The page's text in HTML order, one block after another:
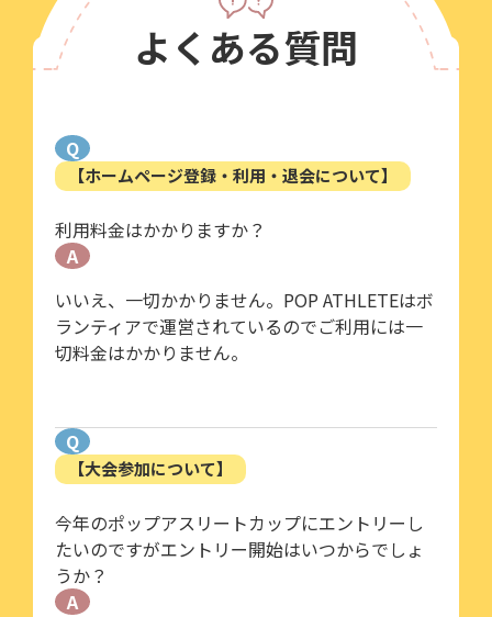
よくある質問
Q
【ホームページ登録・利用・退会について】
利用料金はかかりますか？
A
いいえ、一切かかりません。POP ATHLETEはボ
ランティアで運営されているのでご利用には一
切料金はかかりません。
Q
【大会参加について】
今年のポップアスリートカップにエントリーし
たいのですがエントリー開始はいつからでしょ
うか？
A